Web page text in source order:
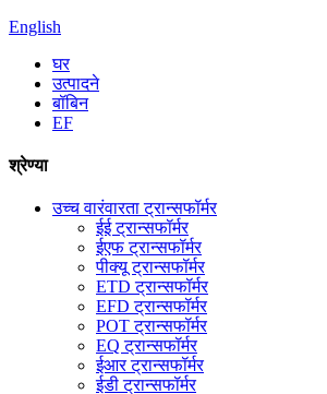
English
घर
उत्पादने
बॉबिन
EF
श्रेण्या
उच्च वारंवारता ट्रान्सफॉर्मर
ईई ट्रान्सफॉर्मर
ईएफ ट्रान्सफॉर्मर
पीक्यू ट्रान्सफॉर्मर
ETD ट्रान्सफॉर्मर
EFD ट्रान्सफॉर्मर
POT ट्रान्सफॉर्मर
EQ ट्रान्सफॉर्मर
ईआर ट्रान्सफॉर्मर
ईडी ट्रान्सफॉर्मर